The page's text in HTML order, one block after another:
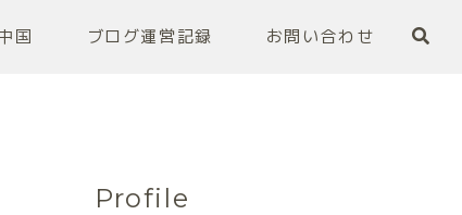
国 ブログ運営記録 お問い合わせ
Profile